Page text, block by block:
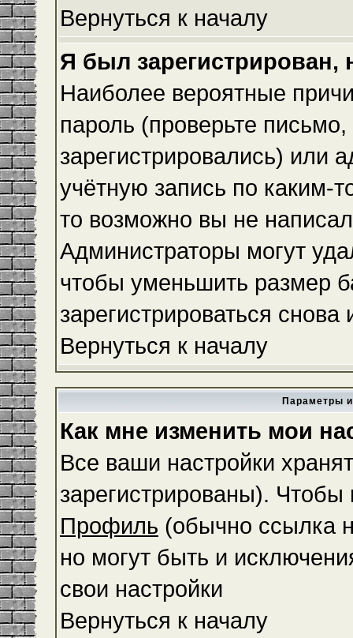
Вернуться к началу
Я был зарегистрирован,
Наиболее вероятные
пароль (проверьте
зарегистрировались) или
учётную запись по каким-
то возможно вы не
Администраторы могут
чтобы уменьшить размер
зарегистрироваться
Вернуться к началу
Параметры
Как мне изменить мои
Все ваши настройки
зарегистрированы). Чтобы
Профиль (обычно ссылка
но могут быть и
свои настройки
Вернуться к началу